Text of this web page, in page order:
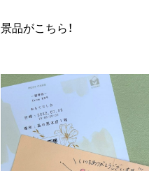
景品がこちら！